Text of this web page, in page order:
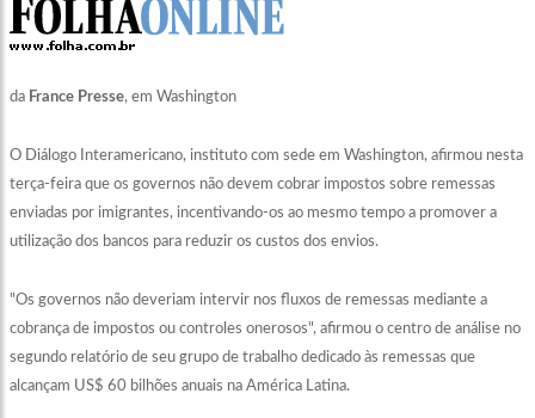
da France Presse, em Washington
O Diálogo Interamericano, instituto com sede em Washington, afirmou nesta
terça-feira que os governos não devem cobrar impostos sobre remessas
enviadas por imigrantes, incentivando-os ao mesmo tempo a promover a
utilização dos bancos para reduzir os custos dos envios.
"Os governos não deveriam intervir nos fluxos de remessas mediante a
cobrança de impostos ou controles onerosos", afirmou o centro de análise no
segundo relatório de seu grupo de trabalho dedicado às remessas que
alcançam US$ 60 bilhões anuais na América Latina.